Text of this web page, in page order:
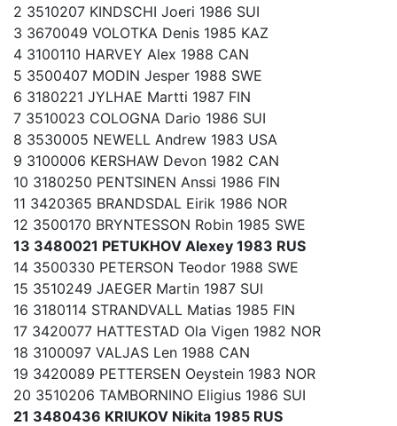
2 3510207 KINDSCHI Joeri 1986 SUI
3 3670049 VOLOTKA Denis 1985 KAZ
4 3100110 HARVEY Alex 1988 CAN
5 3500407 MODIN Jesper 1988 SWE
6 3180221 JYLHAE Martti 1987 FIN
7 3510023 COLOGNA Dario 1986 SUI
8 3530005 NEWELL Andrew 1983 USA
9 3100006 KERSHAW Devon 1982 CAN
10 3180250 PENTSINEN Anssi 1986 FIN
11 3420365 BRANDSDAL Eirik 1986 NOR
12 3500170 BRYNTESSON Robin 1985 SWE
13 3480021 PETUKHOV Alexey 1983 RUS
14 3500330 PETERSON Teodor 1988 SWE
15 3510249 JAEGER Martin 1987 SUI
16 3180114 STRANDVALL Matias 1985 FIN
17 3420077 HATTESTAD Ola Vigen 1982 NOR
18 3100097 VALJAS Len 1988 CAN
19 3420089 PETTERSEN Oeystein 1983 NOR
20 3510206 TAMBORNINO Eligius 1986 SUI
21 3480436 KRIUKOV Nikita 1985 RUS